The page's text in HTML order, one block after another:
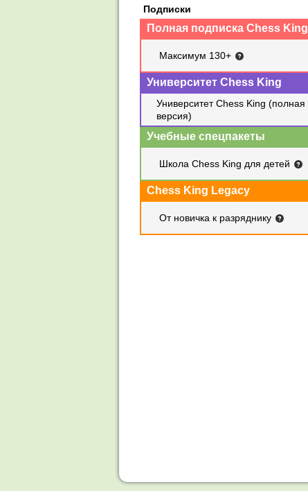
Подписки
Полная подписка Chess King
Максимум 130+
Университет Chess King
Университет Chess King (полная
версия)
Учебные спецпакеты
Школа Chess King для детей
Chess King Legacy
От новичка к разряднику